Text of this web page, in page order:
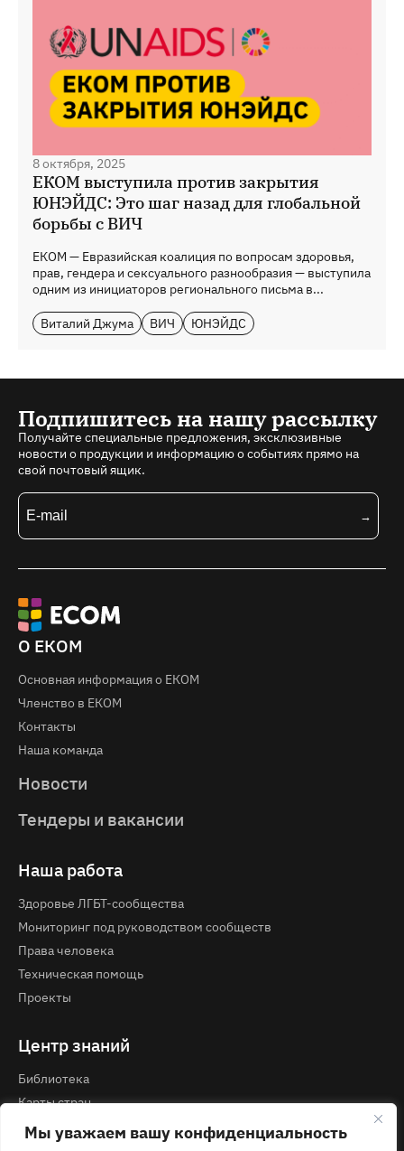
Мы уважаем вашу конфиденциальность
8 октября, 2025
ЕКОМ выступила против закрытия
ЮНЭЙДС: Это шаг назад для глобальной
борьбы с ВИЧ
ЕКОМ — Евразийская коалиция по вопросам здоровья,
прав, гендера и сексуального разнообразия — выступила
одним из инициаторов регионального письма в...
Виталий Джума ВИЧ ЮНЭЙДС
Подпишитесь на нашу рассылку
Получайте специальные предложения, эксклюзивные
новости о продукции и информацию о событиях прямо на
свой почтовый ящик.
О ЕКОМ
Основная информация о EКOM
Членство в ЕКОМ
Контакты
Наша команда
Новости
Тендеры и вакансии
Наша работа
Здоровье ЛГБТ-сообщества
Мониторинг под руководством сообществ
Права человека
Техническая помощь
Проекты
Центр знаний
Библиотека
Карты стран
Курсы и вебинары